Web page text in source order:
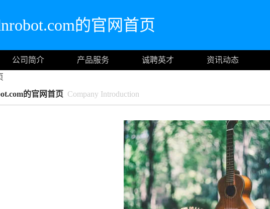
的官网首页
公司简介 产品服务 诚聘英才 资讯动态
的官网首页 Company Introduction